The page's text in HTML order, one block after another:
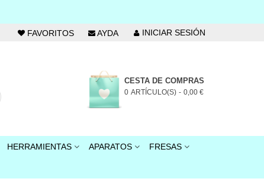
FAVORITOS AYDA INICIAR SESIÓN
CESTA DE COMPRAS
0 ARTÍCULO(S) - 0,00 €
HERRAMIENTAS APARATOS FRESAS